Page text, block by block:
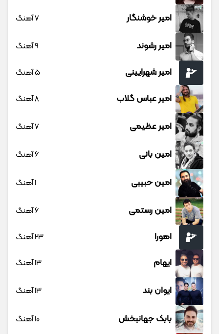
امیر خوشنگار 7 آهنگ
امیر رشوند 9 آهنگ
امیر شهرایینی 5 آهنگ
امیر عباس گلاب 8 آهنگ
امیر عظیمی 7 آهنگ
امین بانی 6 آهنگ
امین حبیبی 1 آهنگ
امین رستمی 6 آهنگ
اهورا 23 آهنگ
ایهام 13 آهنگ
ایوان بند 13 آهنگ
بابک جهانبخش 10 آهنگ